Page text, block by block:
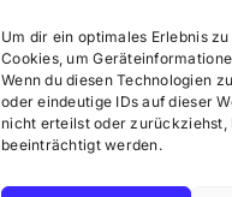
Um dir ein optimales Erlebnis
Cookies, um
Wenn du diesen Technologien
oder eindeutige IDs auf dieser
nicht erteilst oder
beeinträchtigt werden.